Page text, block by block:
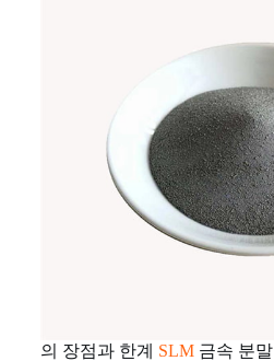
의 장점과 한계 SLM금속 분말